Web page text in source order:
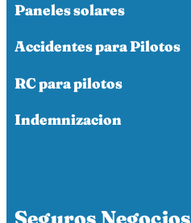
Paneles solares
Accidentes para Pilotos
RC para pilotos
Indemnizacion